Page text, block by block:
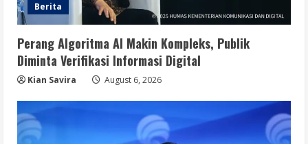
Berita
Perang Algoritma AI Makin Kompleks, Publik
Diminta Verifikasi Informasi Digital
Kian Savira August 6, 2026